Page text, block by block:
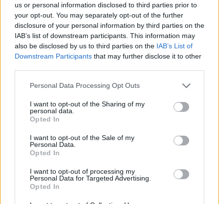
us or personal information disclosed to third parties prior to
your opt-out. You may separately opt-out of the further
disclosure of your personal information by third parties on the
IAB’s list of downstream participants. This information may
also be disclosed by us to third parties on the IAB’s List of
Downstream Participants that may further disclose it to other
Please note that this website/app uses one or more Google
not limited to your visit or usage behaviour. You may click to
grant or deny consent to Google and its third-party tags to
use your data for below specified purposes in below Google
consent section.
Personal Data Processing Opt Outs
I want to opt-out of the Sharing of my
personal data.
Opted In
I want to opt-out of the Sale of my
Personal Data.
Opted In
I want to opt-out of processing my
Personal Data for Targeted Advertising.
Opted In
σχετική ευκολία με 2-0 της Πολωνίας. Από την άλλη
και η πορεία της Τσεχίας στον όμιλο είναι
αξιοσημείωτη, μιας και είναι στην 2η θέση με 8
βαθμούς, δυο λιγότερους από την αποψινή της
αντίπαλο. Η Αλβανία δεν έχει ηττηθεί στους
τελευταίους 4 αγώνες, όπως αήττητη είναι και η
Τσεχία στα τελευταία 6 ματς. Θα πάμε με το G/G
στο 2.05, το οποίο έχει επιβεβαιωθεί στα τελευταία
δύο μεταξύ τους ματς.
Τέλος, όσον αφορά το σημείο για το Κύπρος –
Νορβηγία, το Freetip247.com προτείνει γκολ. Η
εικόνα της Κύπρου είναι απογοητευτική στον 1ο
όμιλο των προκριματικών τουEuro , καθώς μετράει
μόνο ήττες σε πέντε ματς, ούσα τελευταία στην